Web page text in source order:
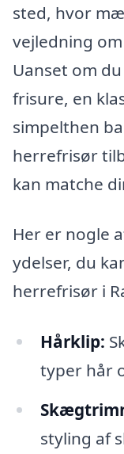
sted, hvor
vejledning
Uanset om
frisure, en
simpelthen
herrefrisør
kan matche
Her er nogle
ydelser, du
herrefrisør i
Hårklip:
typer hår
styling af